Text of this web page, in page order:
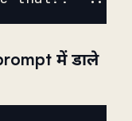
में डाले